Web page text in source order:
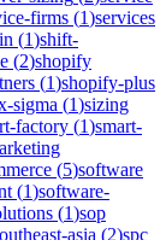
firms (1)services
(1)shift-
(2)shopify
(1)shopify-plus
sigma (1)sizing
factory (1)smart-
(5)software
(1)software-
(1)sop
asia (2)spc